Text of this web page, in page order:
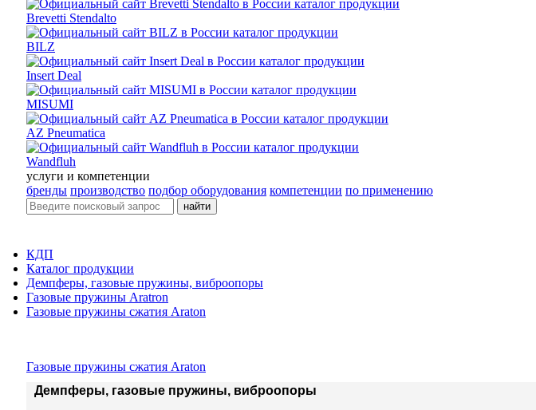
Brevetti Stendalto
BILZ
Insert Deal
MISUMI
AZ Pneumatica
Wandfluh
услуги и компетенции
бренды производство подбор оборудования компетенции по применению
найти
КДП
Каталог продукции
Демпферы, газовые пружины, виброопоры
Газовые пружины Aratron
Газовые пружины сжатия Araton
Газовые пружины сжатия Araton
Демпферы, газовые пружины, виброопоры